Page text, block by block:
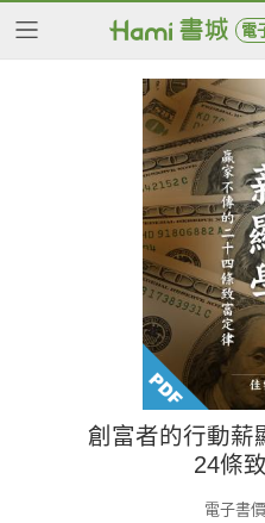
電
創富者的行動薪
24條
電子書價